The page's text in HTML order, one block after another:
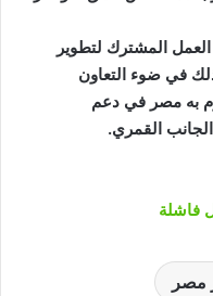
المشترك لتطوير
في ضوء التعاون
به مصر في دعم
الجانب القمري.
فاشلة
مصر